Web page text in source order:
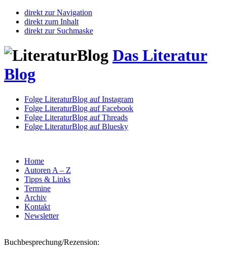
direkt zur Navigation
direkt zum Inhalt
direkt zur Suchmaske
Das Literatur
Blog
Folge LiteraturBlog auf Instagram
Folge LiteraturBlog auf Facebook
Folge LiteraturBlog auf Threads
Folge LiteraturBlog auf Bluesky
Home
Autoren A – Z
Tipps & Links
Termine
Archiv
Kontakt
Newsletter
Buchbesprechung/Rezension: